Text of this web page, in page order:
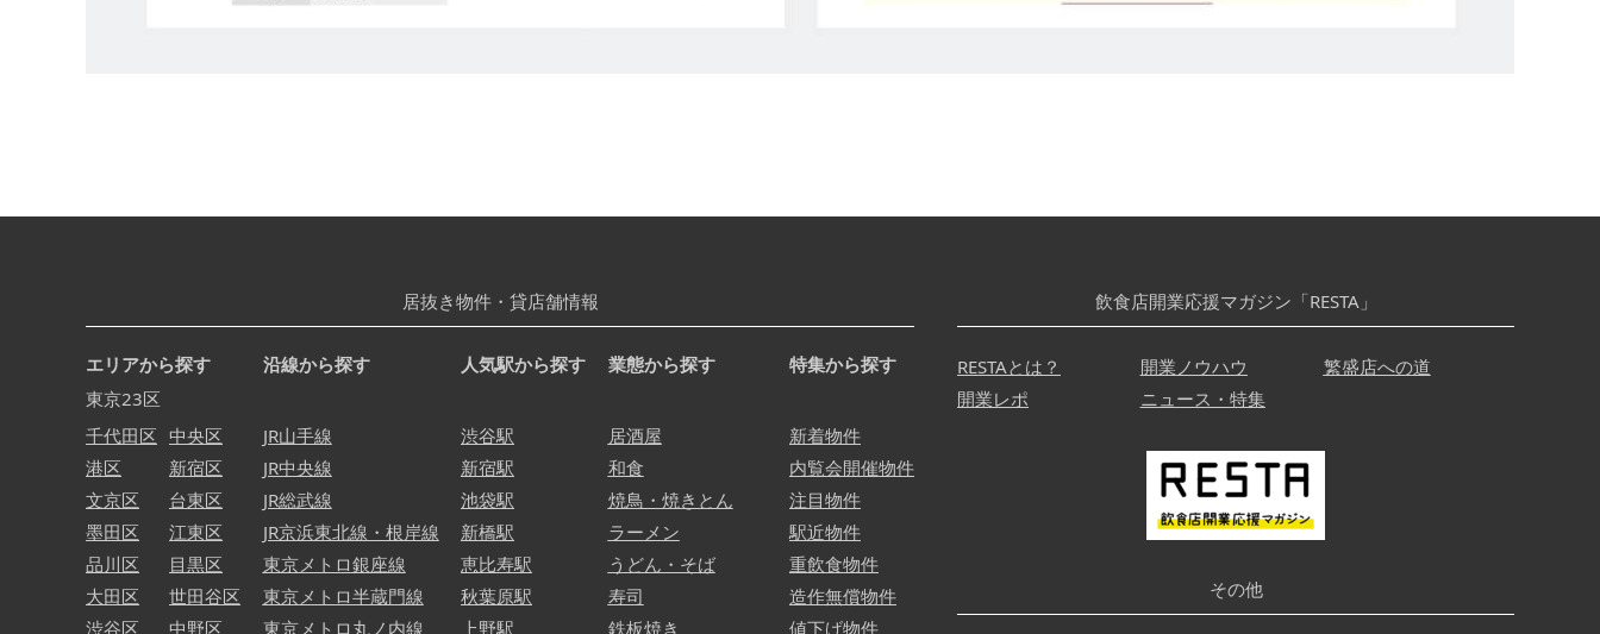
居抜き物件・貸店舗情報
エリアから探す
東京23区
千代田区
港区
文京区
墨田区
品川区
大田区
渋谷区
中央区
新宿区
台東区
江東区
目黒区
世田谷区
中野区
沿線から探す
JR山手線
JR中央線
JR総武線
JR京浜東北線・根岸線
東京メトロ銀座線
東京メトロ半蔵門線
東京メトロ丸ノ内線
人気駅から探す
渋谷駅
新宿駅
池袋駅
新橋駅
恵比寿駅
秋葉原駅
上野駅
業態から探す
居酒屋
和食
焼鳥・焼きとん
ラーメン
うどん・そば
寿司
鉄板焼き
特集から探す
新着物件
内覧会開催物件
注目物件
駅近物件
重飲食物件
造作無償物件
値下げ物件
飲食店開業応援マガジン「RESTA」
RESTAとは？ 開業ノウハウ
繁盛店への道
開業レポ
ニュース・特集
その他